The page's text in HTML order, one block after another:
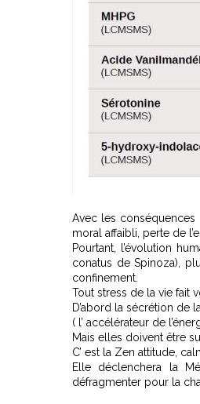
Avec les conséquences
moral affaibli, perte de
Pourtant, l’évolution
conatus de Spinoza),
confinement.
Tout stress de la vie fait
D’abord la sécrétion de
( l’ accélérateur de
Mais elles doivent être
C’ est la Zen attitude,
Elle déclenchera la
défragmenter pour la